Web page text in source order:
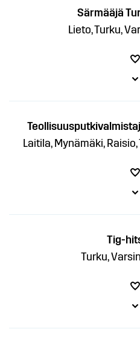
Särmääjä
Lieto, Turku,
Laitila, Mynämäki,
Tig-
Turku,